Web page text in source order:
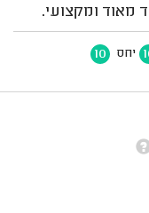
מאוד ומקצועי.
יחס 10